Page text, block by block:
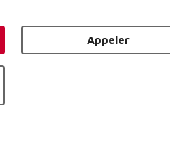
Appeler